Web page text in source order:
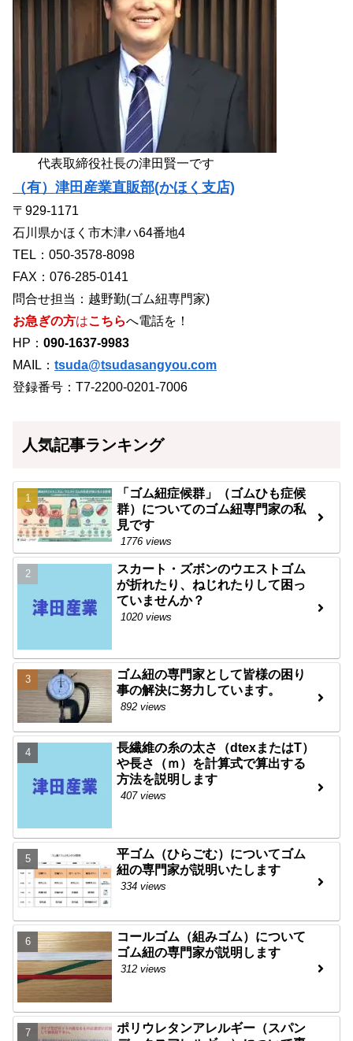
代表取締役社長の津田賢一です
（有）津田産業直販部(かほく支店)
〒929-1171
石川県かほく市木津ハ64番地4
TEL：050-3578-8098
FAX：076-285-0141
問合せ担当：越野勤(ゴム紐専門家)
お急ぎの方はこちらへ電話を！
HP： 090-1637-9983
MAIL： tsuda@tsudasangyou.com
登録番号：T7-2200-0201-7006
人気記事ランキング
「ゴム紐症候群」（ゴムひも症候
群）についてのゴム紐専門家の私
見です
1776 views
スカート・ズボンのウエストゴム
が折れたり、ねじれたりして困っ
ていませんか？
1020 views
ゴム紐の専門家として皆様の困り
事の解決に努力しています。
892 views
長繊維の糸の太さ（dtexまたはT）
や長さ（ｍ）を計算式で算出する
方法を説明します
407 views
平ゴム（ひらごむ）についてゴム
紐の専門家が説明いたします
334 views
コールゴム（組みゴム）について
ゴム紐の専門家が説明します
312 views
ポリウレタンアレルギー（スパン